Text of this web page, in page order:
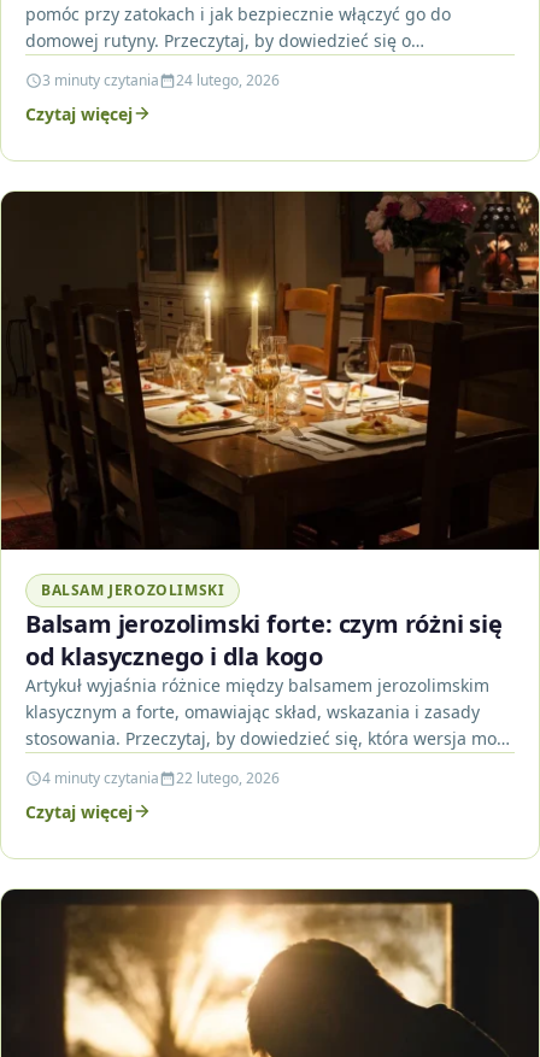
pomóc przy zatokach i jak bezpiecznie włączyć go do
domowej rutyny. Przeczytaj, by dowiedzieć się o…
3 minuty czytania 24 lutego, 2026
Czytaj więcej
BALSAM JEROZOLIMSKI
Balsam jerozolimski forte: czym różni się
od klasycznego i dla kogo
Artykuł wyjaśnia różnice między balsamem jerozolimskim
klasycznym a forte, omawiając skład, wskazania i zasady
stosowania. Przeczytaj, by dowiedzieć się, która wersja może
4 minuty czytania 22 lutego, 2026
Czytaj więcej